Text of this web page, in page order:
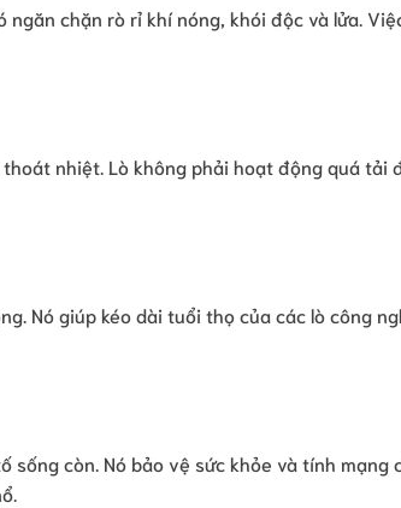
ngăn chặn rò rỉ khí nóng, khói độc và lửa.
nhiệt. Lò không phải hoạt động quá
Nó giúp kéo dài tuổi thọ của các lò công
sống còn. Nó bảo vệ sức khỏe và tính mạng